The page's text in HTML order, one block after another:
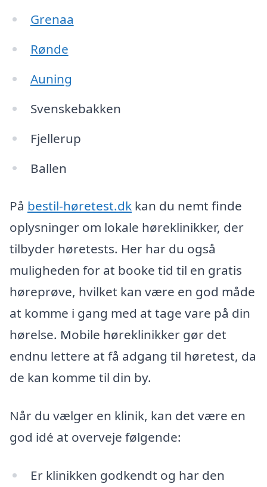
Grenaa
Rønde
Auning
Svenskebakken
Fjellerup
Ballen
På bestil-høretest.dk kan du nemt finde
oplysninger om lokale høreklinikker, der
tilbyder høretests. Her har du også
muligheden for at booke tid til en gratis
høreprøve, hvilket kan være en god måde
at komme i gang med at tage vare på din
hørelse. Mobile høreklinikker gør det
endnu lettere at få adgang til høretest, da
de kan komme til din by.
Når du vælger en klinik, kan det være en
god idé at overveje følgende:
Er klinikken godkendt og har den